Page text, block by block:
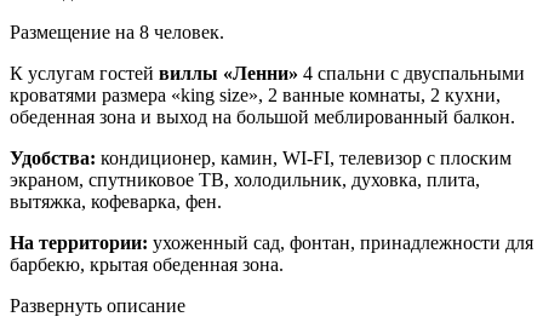
Размещение на 8 человек.
К услугам гостей виллы «Ленни» 4 спальни с двуспальными
кроватями размера «king size», 2 ванные комнаты, 2 кухни,
обеденная зона и выход на большой меблированный балкон.
Удобства: кондиционер, камин, WI-FI, телевизор с плоским
экраном, спутниковое ТВ, холодильник, духовка, плита,
вытяжка, кофеварка, фен.
На территории: ухоженный сад, фонтан, принадлежности для
барбекю, крытая обеденная зона.
Развернуть описание